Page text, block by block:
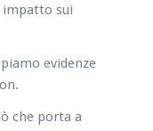
sui
evidenze
che porta a